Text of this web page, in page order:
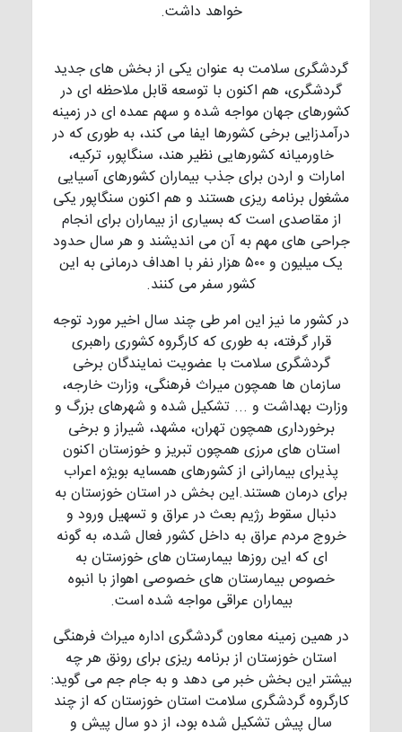
خواهد داشت.
گردشگری سلامت به عنوان یکی از بخش های جدید
گردشگری، هم اکنون با توسعه قابل ملاحظه ای در
کشورهای جهان مواجه شده و سهم عمده ای در زمینه
درآمدزایی برخی کشورها ایفا می کند، به طوری که در
خاورمیانه کشورهایی نظیر هند، سنگاپور، ترکیه،
امارات و اردن برای جذب بیماران کشورهای آسیایی
مشغول برنامه ریزی هستند و هم اکنون سنگاپور یکی
از مقاصدی است که بسیاری از بیماران برای انجام
جراحی های مهم به آن می اندیشند و هر سال حدود
یک میلیون و ۵۰۰ هزار نفر با اهداف درمانی به این
کشور سفر می کنند.
در کشور ما نیز این امر طی چند سال اخیر مورد توجه
قرار گرفته، به طوری که کارگروه کشوری راهبری
گردشگری سلامت با عضویت نمایندگان برخی
سازمان ها همچون میراث فرهنگی، وزارت خارجه،
وزارت بهداشت و ... تشکیل شده و شهرهای بزرگ و
برخورداری همچون تهران، مشهد، شیراز و برخی
استان های مرزی همچون تبریز و خوزستان اکنون
پذیرای بیمارانی از کشورهای همسایه بویژه اعراب
برای درمان هستند.این بخش در استان خوزستان به
دنبال سقوط رژیم بعث در عراق و تسهیل ورود و
خروج مردم عراق به داخل کشور فعال شده، به گونه
ای که این روزها بیمارستان های خوزستان به
خصوص بیمارستان های خصوصی اهواز با انبوه
بیماران عراقی مواجه شده است.
در همین زمینه معاون گردشگری اداره میراث فرهنگی
استان خوزستان از برنامه ریزی برای رونق هر چه
بیشتر این بخش خبر می دهد و به جام جم می گوید:
کارگروه گردشگری سلامت استان خوزستان که از چند
سال پیش تشکیل شده بود، از دو سال پیش و